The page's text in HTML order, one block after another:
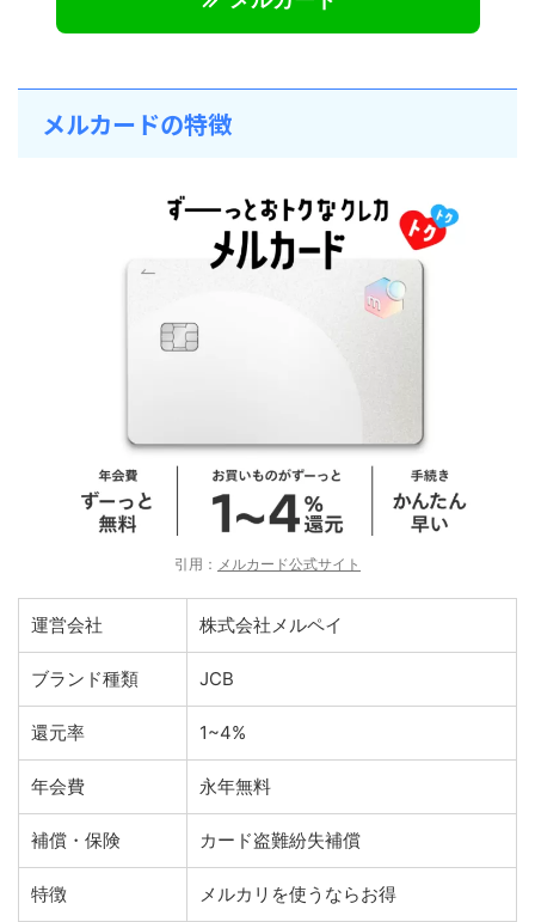
メルカードの特徴
引用： メルカード公式サイト
運営会社 株式会社メルペイ
ブランド種類 JCB
還元率 1~4%
年会費 永年無料
補償・保険 カード盗難紛失補償
特徴 メルカリを使うならお得